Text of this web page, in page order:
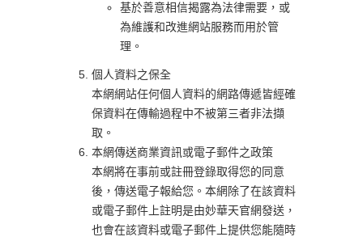
基於善意相信揭露為法律需要，或
為維護和改進網站服務而用於管
理。
個人資料之保全
本網網站任何個人資料的網路傳遞皆經確
保資料在傳輸過程中不被第三者非法擷
取。
本網傳送商業資訊或電子郵件之政策
本網將在事前或註冊登錄取得您的同意
後，傳送電子報給您。本網除了在該資料
或電子郵件上註明是由妙華天官網發送，
也會在該資料或電子郵件上提供您能隨時